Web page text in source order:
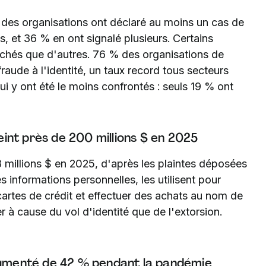
organisations ont déclaré au moins un cas de
et 36 % en ont signalé plusieurs. Certains
que d'autres. 76 % des organisations de
à l'identité, un taux record tous secteurs
y ont été le moins confrontés : seuls 19 % ont
près de 200 millions $ en 2025
$ en 2025, d'après les plaintes déposées
informations personnelles, les utilisent pour
de crédit et effectuer des achats au nom de
à cause du vol d'identité que de l'extorsion.
de 42 % pendant la pandémie